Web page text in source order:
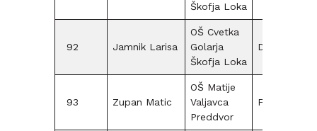
Škofja Loka
92 Jamnik Larisa
OŠ Cvetka
Golarja
Škofja Loka
D12
93 Zupan Matic
OŠ Matije
Valjavca
Preddvor
F09